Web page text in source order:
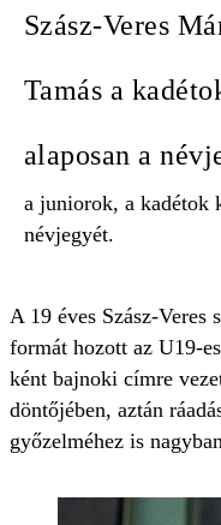
Szász-Veres
Tamás a
alaposan a
a juniorok, a kadétok
névjegyét.
A 19 éves Szász-
formát hozott az U19-
ként bajnoki címre
döntőjében, aztán
győzelméhez is